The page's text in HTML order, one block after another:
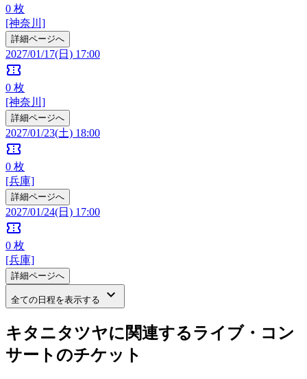
0 枚
[神奈川]
詳細ページへ
2027/01/17(日) 17:00
confirmation_number
0 枚
[神奈川]
詳細ページへ
2027/01/23(土) 18:00
confirmation_number
0 枚
[兵庫]
詳細ページへ
2027/01/24(日) 17:00
confirmation_number
0 枚
[兵庫]
詳細ページへ
全ての日程を表示する keyboard_arrow_down
キタニタツヤに関連するライブ・コン
サートのチケット